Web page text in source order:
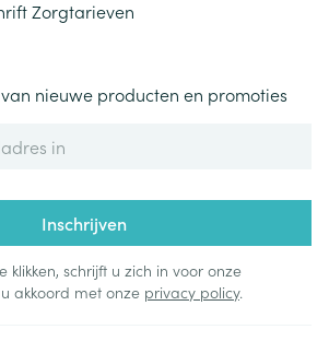
Zorgtarieven
nieuwe producten en promoties
Inschrijven
klikken, schrijft u zich in voor onze
akkoord met onze privacy policy.